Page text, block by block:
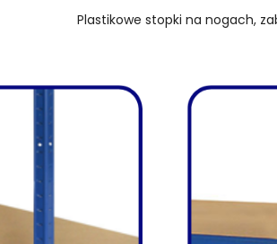
Plastikowe stopki na nogach,